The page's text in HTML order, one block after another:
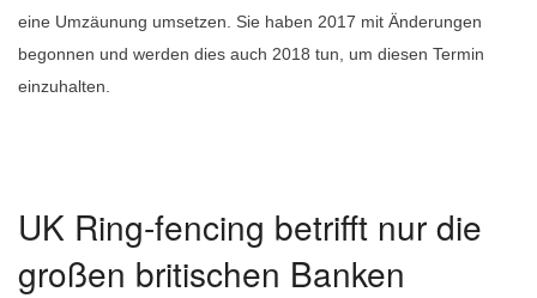
eine Umzäunung umsetzen. Sie haben 2017 mit Änderungen
begonnen und werden dies auch 2018 tun, um diesen Termin
einzuhalten.
UK Ring-fencing betrifft nur die
großen britischen Banken